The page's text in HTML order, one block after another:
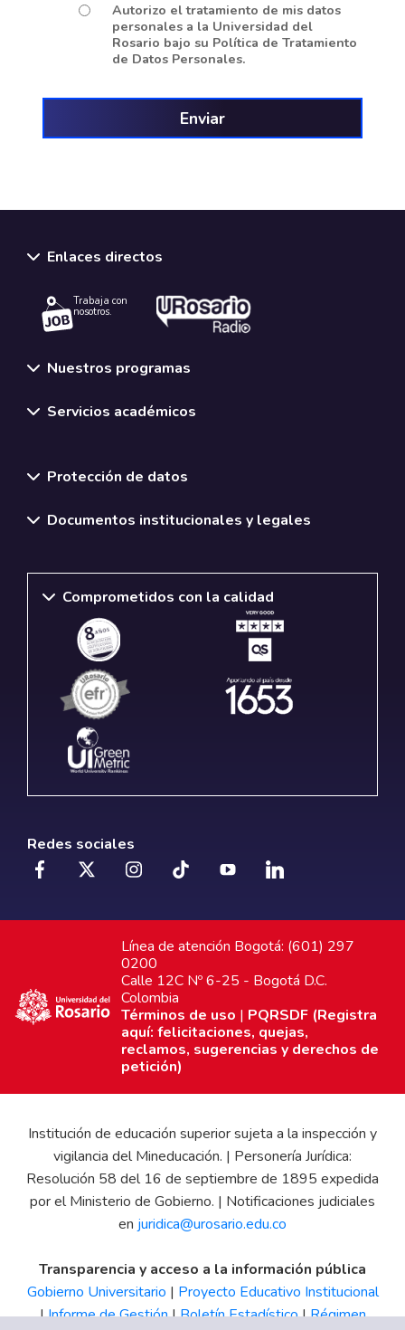
Autorizo el tratamiento de mis datos
personales a la Universidad del
Rosario bajo su Política de Tratamiento
de Datos Personales.
Enlaces directos
Trabaja con
nosotros.
Nuestros programas
Servicios académicos
Protección de datos
Documentos institucionales y legales
Comprometidos con la calidad
Redes sociales
Línea de atención Bogotá: (601) 297
0200
Calle 12C Nº 6-25 - Bogotá D.C.
Colombia
Términos de uso | PQRSDF (Registra
aquí: felicitaciones, quejas,
reclamos, sugerencias y derechos de
petición)
Institución de educación superior sujeta a la inspección y
vigilancia del Mineducación. | Personería Jurídica:
Resolución 58 del 16 de septiembre de 1895 expedida
por el Ministerio de Gobierno. | Notificaciones judiciales
en juridica@urosario.edu.co
Transparencia y acceso a la información pública
Gobierno Universitario | Proyecto Educativo Institucional
|Informe de Gestión|Boletín Estadístico|Régimen